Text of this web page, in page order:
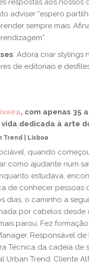
respostas aos nossos
adviser “espero
sempre mais.
: Adora criar stylings
de editoriais e
, com apenas 35
vida dedicada à arte
Trend | Lisboa
quando
como ajudante num
estudava,
de conhecer pessoas
dias, o caminho a
por cabelos desde
parou. Fez
Responsável
Técnica da cadeia de
Urban Trend. Cliente